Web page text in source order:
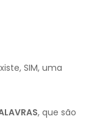
SIM, uma
, que são